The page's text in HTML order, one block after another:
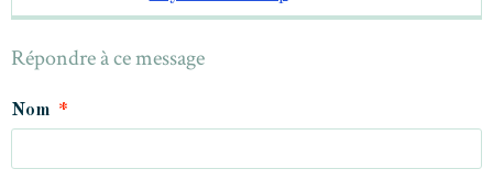
Répondre à ce message
Nom